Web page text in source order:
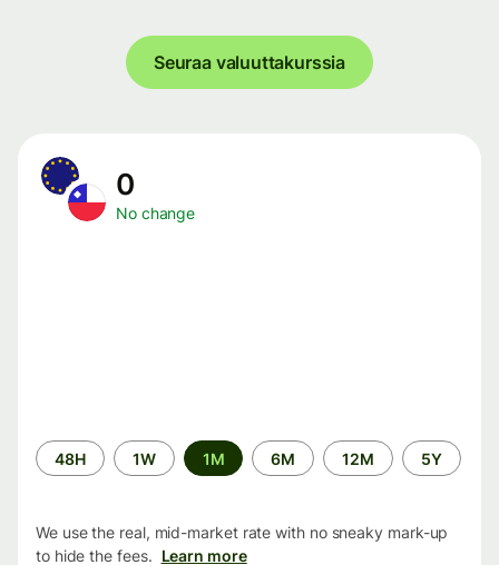
Seuraa valuuttakurssia
0
No change
Time
period
48H 1W 1M 6M 12M 5Y
We use the real, mid-market rate with no sneaky mark-up
to hide the fees. Learn more